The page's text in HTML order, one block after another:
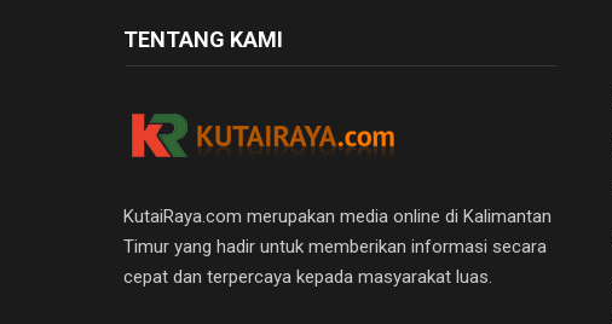
TENTANG KAMI
KutaiRaya.com merupakan media online di Kalimantan
Timur yang hadir untuk memberikan informasi secara
cepat dan terpercaya kepada masyarakat luas.